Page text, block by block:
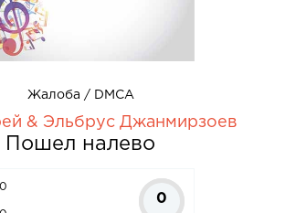
Жалоба / DMCA
& Эльбрус Джанмирзоев
Пошел налево
0
0